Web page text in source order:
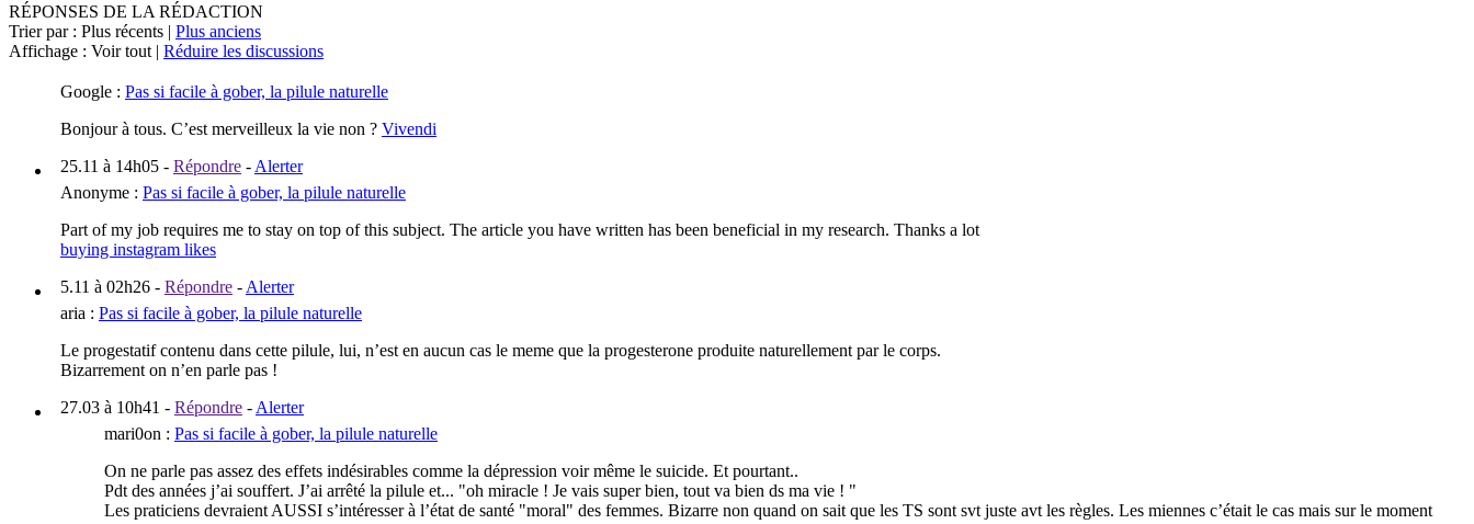
RÉPONSES DE LA RÉDACTION
Trier par : Plus récents | Plus anciens
Affichage : Voir tout | Réduire les discussions
Google : Pas si facile à gober, la pilule naturelle
Bonjour à tous. C’est merveilleux la vie non ? Vivendi
25.11 à 14h05 - Répondre -Alerter
Anonyme : Pas si facile à gober, la pilule naturelle
Part of my job requires me to stay on top of this subject. The article you have written has been beneficial in my research. Thanks a lot
buying instagram likes
5.11 à 02h26 - Répondre -Alerter
aria : Pas si facile à gober, la pilule naturelle
Le progestatif contenu dans cette pilule, lui, n’est en aucun cas le meme que la progesterone produite naturellement par le corps.
Bizarrement on n’en parle pas !
27.03 à 10h41 - Répondre -Alerter
mari0on : Pas si facile à gober, la pilule naturelle
On ne parle pas assez des effets indésirables comme la dépression voir même le suicide. Et pourtant..
Pdt des années j’ai souffert. J’ai arrêté la pilule et... "oh miracle ! Je vais super bien, tout va bien ds ma vie ! "
Les praticiens devraient AUSSI s’intéresser à l’état de santé "moral" des femmes. Bizarre non quand on sait que les TS sont svt juste avt les règles. Les miennes c’était le cas mais sur le moment